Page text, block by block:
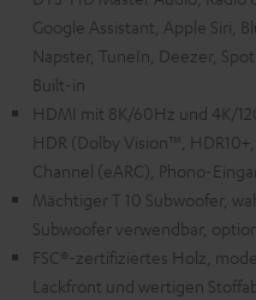
Google Assistant, Apple Siri,
Napster, TuneIn, Deezer,
Built-in
HDMI mit 8K/60Hz und 4K/
HDR (Dolby Vision™,
Channel (eARC), Phono-
Mächtiger T 10 Subwoofer,
Subwoofer verwendbar,
FSC®-zertifiziertes Holz,
Lackfront und wertigen